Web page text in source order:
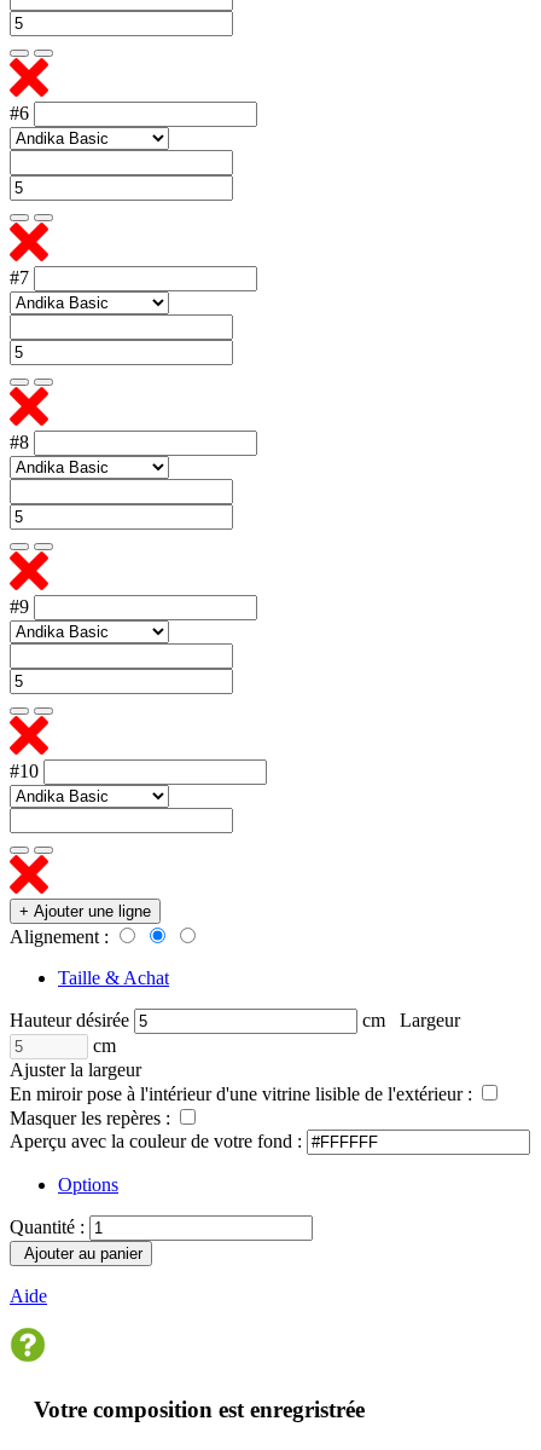
#6
#7
#8
#9
#10
+ Ajouter une ligne
Alignement :
Taille & Achat
Hauteur désirée cm
Largeur
cm
Ajuster la largeur
En miroir pose à l'intérieur d'une vitrine lisible de l'extérieur :
Masquer les repères :
Aperçu avec la couleur de votre fond :
Options
Quantité :
Ajouter au panier
Aide
Votre composition est enregristrée